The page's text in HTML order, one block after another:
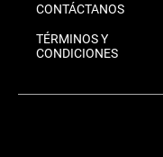
CONTÁCTANOS
TÉRMINOS Y
CONDICIONES